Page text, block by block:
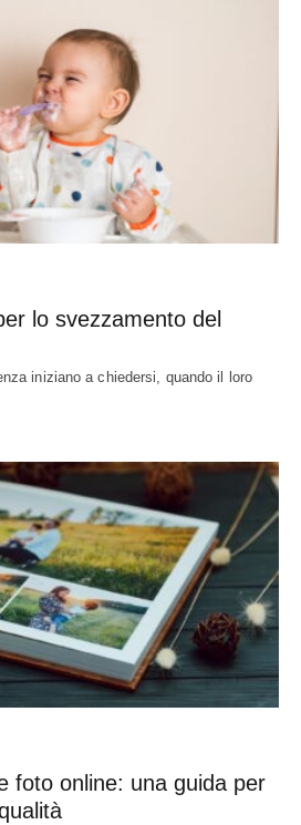
lo svezzamento del
iniziano a chiedersi, quando il loro
foto online: una guida per